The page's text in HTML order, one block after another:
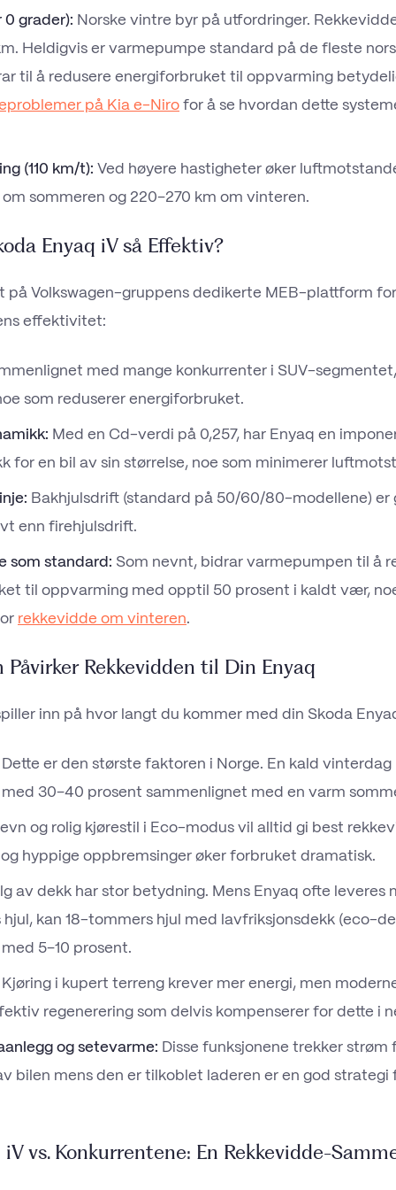
0 grader): Norske vintre byr på utfordringer.
Heldigvis er varmepumpe standard på de fleste
til å redusere energiforbruket til oppvarming
på Kia e-Niro for å se hvordan dette
(110 km/t): Ved høyere hastigheter øker
sommeren og 220–270 km om vinteren.
Enyaq iV så Effektiv?
på Volkswagen-gruppens dedikerte MEB-plattform
effektivitet:
med mange konkurrenter i SUV-
som reduserer energiforbruket.
Med en Cd-verdi på 0,257, har Enyaq en
for en bil av sin størrelse, noe som minimerer
Bakhjulsdrift (standard på 50/60/80-modellene) er
enn firehjulsdrift.
som standard: Som nevnt, bidrar varmepumpen til å
til oppvarming med opptil 50 prosent i kaldt vær,
rekkevidde om vinteren.
Påvirker Rekkevidden til Din Enyaq
inn på hvor langt du kommer med din Skoda
er den største faktoren i Norge. En kald vinterdag
30–40 prosent sammenlignet med en varm
og rolig kjørestil i Eco-modus vil alltid gi best
hyppige oppbremsinger øker forbruket dramatisk.
av dekk har stor betydning. Mens Enyaq ofte leveres
kan 18-tommers hjul med lavfriksjonsdekk (eco-
5–10 prosent.
i kupert terreng krever mer energi, men
regenerering som delvis kompenserer for dette i
og setevarme: Disse funksjonene trekker strøm
bilen mens den er tilkoblet laderen er en god strategi
iV vs. Konkurrentene: En Rekkevidde-